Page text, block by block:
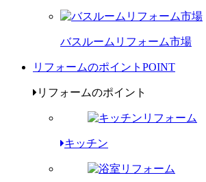
バスルームリフォーム市場
リフォームのポイント POINT
リフォームのポイント
キッチン